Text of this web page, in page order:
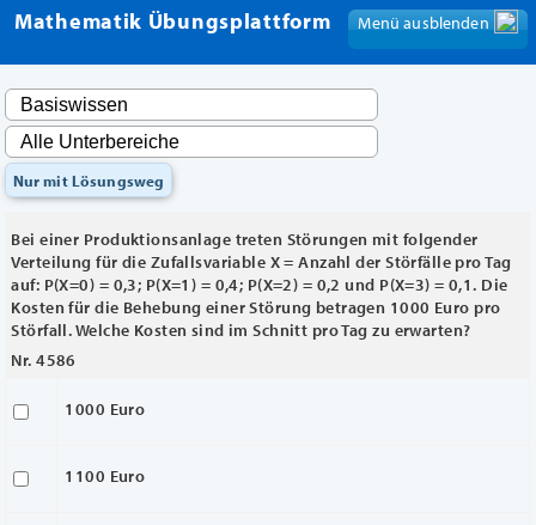
Mathematik Übungsplattform Menü anzeigen
Menü ausblenden
Nur mit Lösungsweg
Bei einer Produktionsanlage treten Störungen mit folgender
Verteilung für die Zufallsvariable X = Anzahl der Störfälle pro Tag
auf: P(X=0) = 0,3; P(X=1) = 0,4; P(X=2) = 0,2 und P(X=3) = 0,1. Die
Kosten für die Behebung einer Störung betragen 1000 Euro pro
Störfall. Welche Kosten sind im Schnitt pro Tag zu erwarten?
Nr. 4586
1000 Euro
1100 Euro